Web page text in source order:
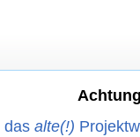
das alte(!)